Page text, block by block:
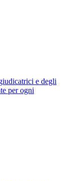
e degli
per ogni